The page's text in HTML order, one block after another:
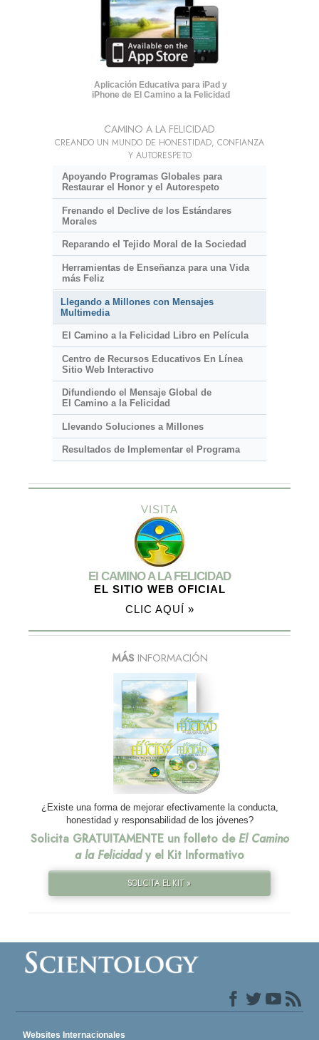
Aplicación Educativa para iPad y
iPhone de El Camino a la Felicidad
CAMINO A LA FELICIDAD
CREANDO UN MUNDO DE HONESTIDAD, CONFIANZA
Y AUTORESPETO
Apoyando Programas Globales para
Restaurar el Honor y el Autorespeto
Frenando el Declive de los Estándares
Morales
Reparando el Tejido Moral de la Sociedad
Herramientas de Enseñanza para una Vida
más Feliz
Llegando a Millones con Mensajes
Multimedia
El Camino a la Felicidad Libro en Película
Centro de Recursos Educativos En Línea
Sitio Web Interactivo
Difundiendo el Mensaje Global de
El Camino a la Felicidad
Llevando Soluciones a Millones
Resultados de Implementar el Programa
VISITA
El CAMINO A LA FELICIDAD
EL SITIO WEB OFICIAL
CLIC AQUÍ »
MÁSINFORMACIÓN
¿Existe una forma de mejorar efectivamente la conducta,
honestidad y responsabilidad de los jóvenes?
Solicita GRATUITAMENTE un folleto de El Camino
a la Felicidady el Kit Informativo
SOLICITA EL KIT »
Websites Internacionales